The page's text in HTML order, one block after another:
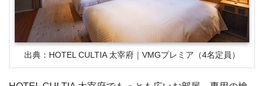
出典：HOTEL CULTIA 太宰府｜VMGプレミア（4名定員）